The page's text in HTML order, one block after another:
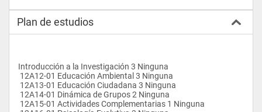
Plan de estudios
Introducción a la Investigación 3 Ninguna
12A12-01 Educación Ambiental 3 Ninguna
12A13-01 Educación Ciudadana 3 Ninguna
12A14-01 Dinámica de Grupos 2 Ninguna
12A15-01 Actividades Complementarias 1 Ninguna